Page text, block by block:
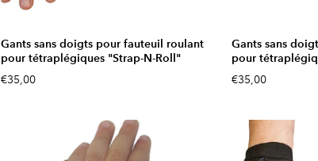
Gants sans doigts pour fauteuil roulant
pour tétraplégiques "Strap-N-Roll"
€35,00
Gants sans
pour
€35,00